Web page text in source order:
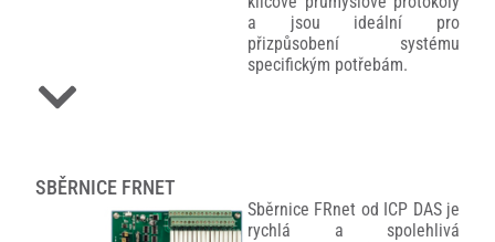
a jsou ideální pro
přizpůsobení systému
specifickým potřebám.
SBĚRNICE FRNET
Sběrnice FRnet od ICP DAS je
rychlá a spolehlivá